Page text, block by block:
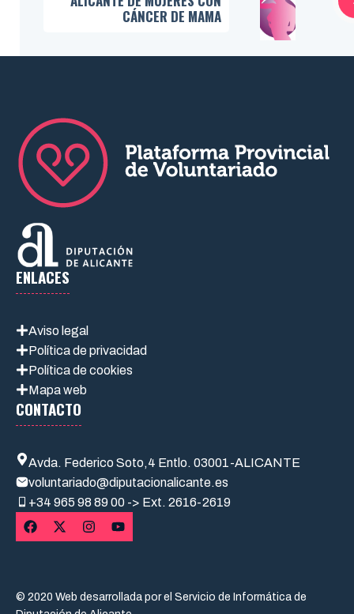
CÁNCER DE MAMA
ENLACES
Aviso legal
Política de privacidad
Política de cookies
Mapa web
CONTACTO
Avda. Federico Soto,4 Entlo. 03001-ALICANTE
voluntariado@diputacionalicante.es
+34 965 98 89 00 -> Ext. 2616-2619
© 2020 Web desarrollada por el Servicio de Informática de